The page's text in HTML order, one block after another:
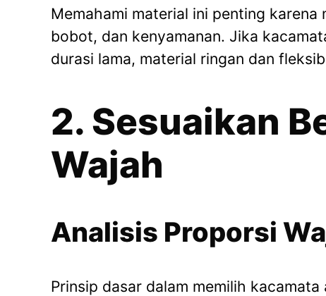
Memahami material ini penting karena
bobot, dan kenyamanan. Jika
durasi lama, material ringan dan
2. Sesuaikan
Wajah
Analisis Proporsi
Prinsip dasar dalam memilih